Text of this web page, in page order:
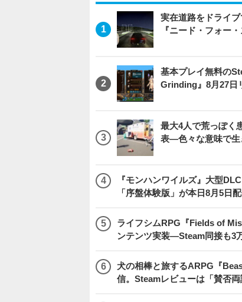
実在道路をドライ
『ニード・フォー
基本プレイ無料の
Grinding』8月27日
最大4人で荒っぽく
表―色々な意味で生
『モンハンワイルズ』大型
「序盤体験版」が本日8月5日
ライフシムRPG『Fields of
ンテンツ実装―Steam同接も3
犬の相棒と旅するARPG『
信。Steamレビューは「賛否両